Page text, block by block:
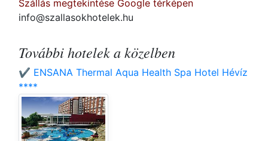
Szállás megtekintése Google térképen
info@szallasokhotelek.hu
További hotelek a közelben
✔️ ENSANA Thermal Aqua Health Spa Hotel Hévíz
****